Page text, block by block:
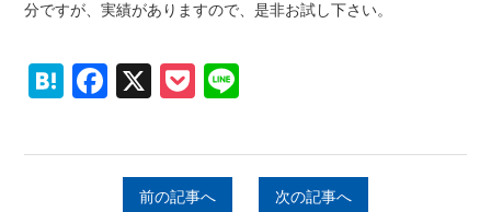
分ですが、実績がありますので、是非お試し下さい。
Hatena
Facebook
X Pocket
前の記事へ 次の記事へ